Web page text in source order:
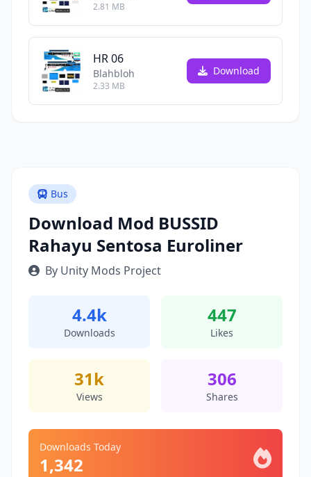
2.81 MB
HR 06
Blahbloh
2.33 MB
Download
Bus
Download Mod BUSSID
Rahayu Sentosa Euroliner
By Unity Mods Project
4.4k
Downloads
447
Likes
31k
Views
306
Shares
Downloads Today
1,342